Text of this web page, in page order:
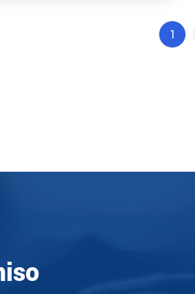
1